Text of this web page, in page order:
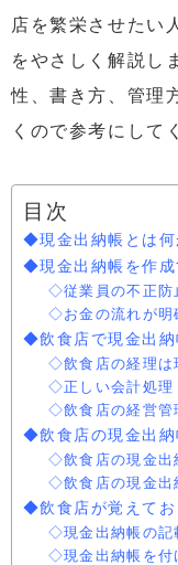
店を繁栄させたい
をやさしく解説し
性、書き方、管理
くので参考にして
目次
◆現金出納帳とは何
◆現金出納帳を作成
◇従業員の不正防
◇お金の流れが明
◆飲食店で現金出納
◇飲食店の経理は
◇正しい会計処理
◇飲食店の経営管
◆飲食店の現金出納
◇飲食店の現金出
◇飲食店の現金出
◆飲食店が覚えてお
◇現金出納帳の記
◇現金出納帳を付